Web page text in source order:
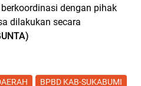
dengan pihak
dilakukan secara
BPBD KAB-SUKABUMI